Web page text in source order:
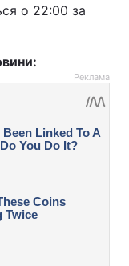
о 22:00 за
Реклама